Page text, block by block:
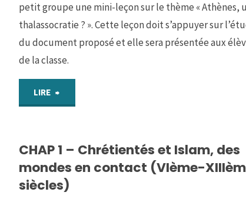
petit groupe une mini-leçon sur le thème « Athènes,
thalassocratie ? ». Cette leçon doit s’appuyer sur
du document proposé et elle sera présentée aux
de la classe.
LIRE
:
Athènes,
CHAP 1 – Chrétientés et Islam, des
mondes en contact (VIème-
siècles)